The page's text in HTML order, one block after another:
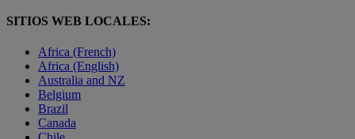
SITIOS WEB LOCALES:
Africa (French)
Africa (English)
Australia and NZ
Belgium
Brazil
Canada